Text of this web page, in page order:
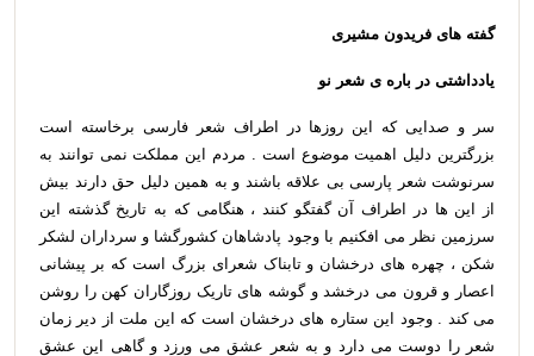
گفته های فریدون مشیری
یادداشتی در باره ی شعر نو
سر و صدایی که این روزها در اطراف شعر فارسی برخاسته است
بزرگترین دلیل اهمیت موضوع است . مردم این مملکت نمی توانند به
سرنوشت شعر پارسی بی علاقه باشند و به همین دلیل حق دارند بیش
از این ها در اطراف آن گفتگو کنند ، هنگامی که به تاریخ گذشته این
سرزمین نظر می افکنیم با وجود پادشاهان کشورگشا و سرداران لشکر
شکن ، چهره های درخشان و تابناک شعرای بزرگ است که بر پیشانی
اعصار و قرون می درخشد و گوشه های تاریک روزگاران کهن را روشن
می کند . وجود این ستاره های درخشان است که این ملت از دیر زمان
شعر را دوست می دارد و به شعر عشق می ورزد و گاهی این عشق